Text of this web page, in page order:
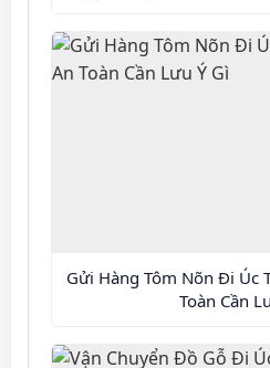
Gửi Hàng Tôm Nõn Đi Úc
Toàn Cần